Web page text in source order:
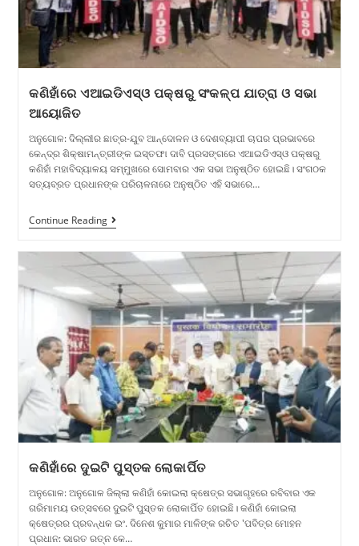
କଣିହାଁରେ ଏଆଇଡିଏସ୍ଓ ପକ୍ଷରୁ ସଂକଳ୍ପ ଯାତ୍ରା ଓ ସଭା
ଆୟୋଜିତ
ଅନୁଗୋଳ: ଦିଲ୍ଲୀର ଛାତ୍ର-ଯୁବ ଆନ୍ଦୋଳନ ଓ ଦେଶବ୍ୟାପୀ ଚାପର ପ୍ରଭାବରେ
କେନ୍ଦ୍ର ଶିକ୍ଷାମନ୍ତ୍ରୀଙ୍କ ଇସ୍ତଫା ଦାବି ପ୍ରସଙ୍ଗରେ ଏଆଇଡିଏସ୍ଓ ପକ୍ଷରୁ
କଣିହାଁ ମହାବିଦ୍ୟାଳୟ ସମ୍ମୁଖରେ ସୋମବାର ଏକ ସଭା ଅନୁଷ୍ଠିତ ହୋଇଛି। ସଂଗଠକ
ସତ୍ୟବ୍ରତ ପ୍ରଧାନଙ୍କ ପରିଚାଳନାରେ ଅନୁଷ୍ଠିତ ଏହି ସଭାରେ…
Continue Reading
କଣିହାଁରେ ଦୁଇଟି ପୁସ୍ତକ ଲୋକାର୍ପିତ
ଅନୁଗୋଳ: ଅନୁଗୋଳ ଜିଲ୍ଲା କଣିହାଁ କୋଇଲା କ୍ଷେତ୍ର ସଭାଗୃହରେ ରବିବାର ଏକ
ଗରିମାମୟ ଉତ୍ସବରେ ଦୁଇଟି ପୁସ୍ତକ ଲୋକାର୍ପିତ ହୋଇଛି। କଣିହାଁ କୋଇଲା
କ୍ଷେତ୍ରର ପ୍ରବନ୍ଧକ ଇଂ. ଦିନେଶ କୁମାର ମାଳିଙ୍କ ରଚିତ 'ପବିତ୍ର ମୋହନ
ପ୍ରଧାନ: ଭାରତ ରତ୍ନ କେ…